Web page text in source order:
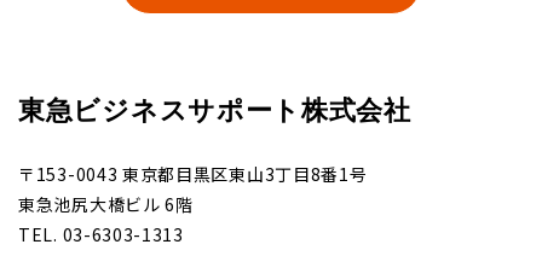
東急ビジネスサポート株式会社
〒153-0043 東京都目黒区東山3丁目8番1号
東急池尻大橋ビル 6階
TEL. 03-6303-1313